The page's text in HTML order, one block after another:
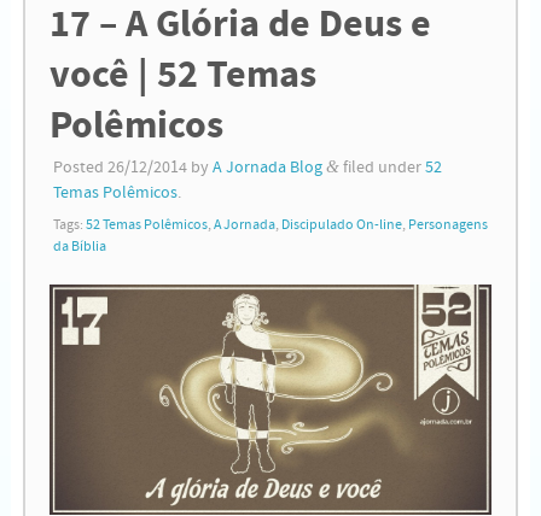
17 – A Glória de Deus e
você | 52 Temas
Polêmicos
Posted 26/12/2014by A Jornada Blog &filed under52
Temas Polêmicos.
Tags: 52 Temas Polêmicos, A Jornada, Discipulado On-line, Personagens
da Bíblia